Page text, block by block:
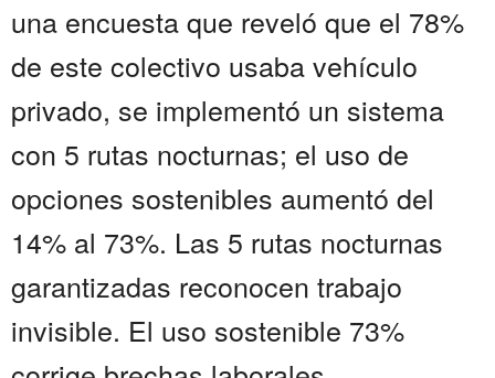
una encuesta que reveló que el 78%
de este colectivo usaba vehículo
privado, se implementó un sistema
con 5 rutas nocturnas; el uso de
opciones sostenibles aumentó del
14% al 73%. Las 5 rutas nocturnas
garantizadas reconocen trabajo
invisible. El uso sostenible 73%